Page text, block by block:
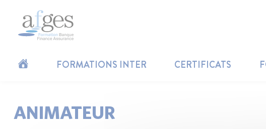
FORMATIONS INTER CERTIFICATS
ANIMATEUR